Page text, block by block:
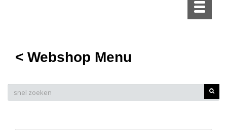
Toggle
< Webshop Menu